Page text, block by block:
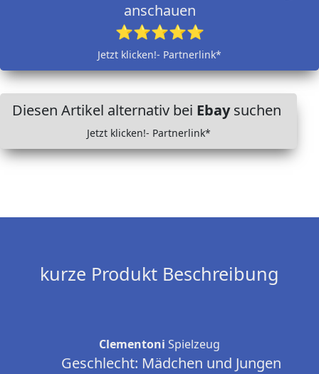
anschauen
⭐⭐⭐⭐⭐
Jetzt klicken!- Partnerlink*
Diesen Artikel alternativ bei Ebaysuchen
Jetzt klicken!- Partnerlink*
kurze Produkt Beschreibung
Clementoni Spielzeug
Geschlecht: Mädchen und Jungen